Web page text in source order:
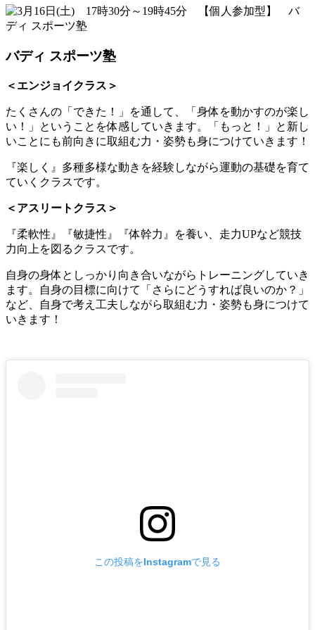
バディ スポーツ塾
＜エンジョイクラス＞
たくさんの「できた！」を通して、「身体を動かすのが楽し
い！」ということを体感していきます。「もっと！」と新し
いことにも前向きに取組む力・姿勢も身につけていきます！
『楽しく』多種多様な動きを経験しながら運動の基礎を育て
ていくクラスです。
＜アスリートクラス＞
『柔軟性』『敏捷性』『体幹力』を養い、走力UPなど競技
力向上を図るクラスです。
自身の身体としっかり向き合いながらトレーニングしていき
ます。自身の目標に向けて「さらにどうすれば良いのか？」
など、自身で考え工夫しながら取組む力・姿勢も身につけて
いきます！
この投稿をInstagramで見る